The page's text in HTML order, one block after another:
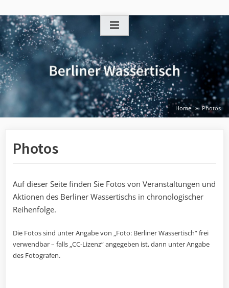
to
content
Home Photos
Photos
Auf dieser Seite finden Sie Fotos von Veranstaltungen und
Aktionen des Berliner Wassertischs in chronologischer
Reihenfolge.
Die Fotos sind unter Angabe von „Foto: Berliner Wassertisch“ frei
verwendbar – falls „CC-Lizenz“ angegeben ist, dann unter Angabe
des Fotografen.